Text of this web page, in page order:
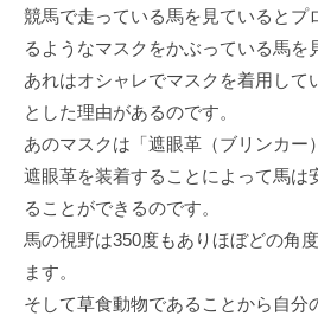
競馬で走っている馬を見ているとプ
るようなマスクをかぶっている馬を
あれはオシャレでマスクを着用して
とした理由があるのです。
あのマスクは「遮眼革（ブリンカー
遮眼革を装着することによって馬は
ることができるのです。
馬の視野は350度もありほぼどの角
ます。
そして草食動物であることから自分